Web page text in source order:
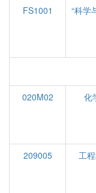
FS1001
“科学
020M02 化
209005
工